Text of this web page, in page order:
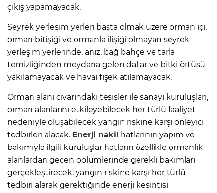
çıkış yapamayacak.
Seyrek yerleşim yerleri başta olmak üzere orman içi,
orman bitişiği ve ormanla ilişiği olmayan seyrek
yerleşim yerlerinde, anız, bağ bahçe ve tarla
temizliğinden meydana gelen dallar ve bitki örtüsü
yakılamayacak ve havai fişek atılamayacak.
Orman alanı civarındaki tesisler ile sanayi kuruluşları,
orman alanlarını etkileyebilecek her türlü faaliyet
nedeniyle oluşabilecek yangın riskine karşı önleyici
tedbirleri alacak. Enerji nakil hatlarının yapım ve
bakımıyla ilgili kuruluşlar hatların özellikle ormanlık
alanlardan geçen bölümlerinde gerekli bakımları
gerçekleştirecek, yangın riskine karşı her türlü
tedbiri alarak gerektiğinde enerji kesintisi